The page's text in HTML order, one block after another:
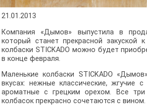
21.01.2013
Компания «Дымов» выпустила в
который станет прекрасной закуской
колбаски STICKADO можно будет
в конце февраля.
Маленькие колбаски STICKADO
вкусах: нежные классические, жгучие
ароматные с грецким орехом. Все
колбасок прекрасно сочетаются с вином.